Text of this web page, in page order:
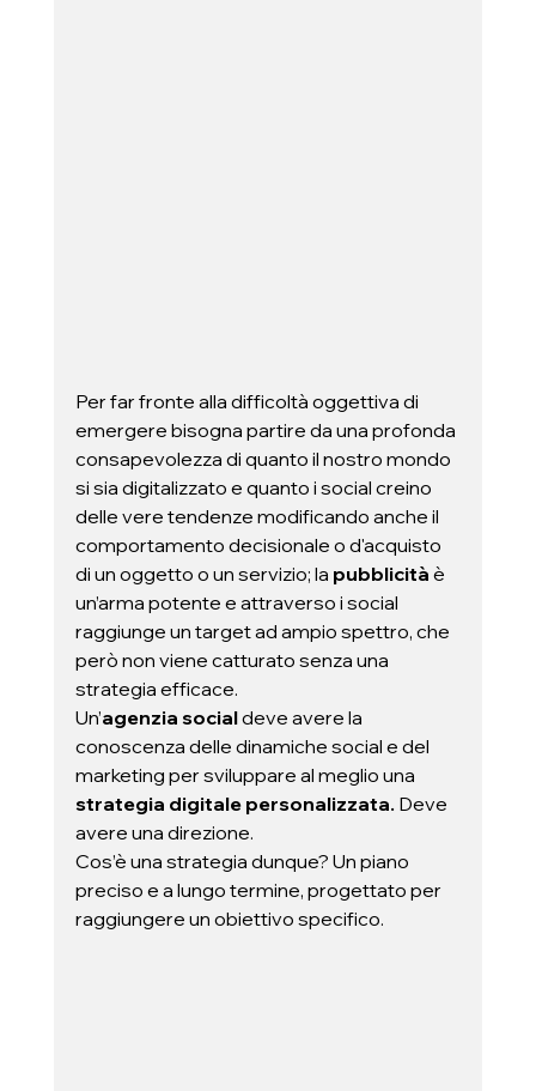
Per far fronte alla difficoltà oggettiva di
emergere bisogna partire da una profonda
consapevolezza di quanto il nostro mondo
si sia digitalizzato e quanto i social creino
delle vere tendenze modificando anche il
comportamento decisionale o d'acquisto
di un oggetto o un servizio; la pubblicità è
un’arma potente e attraverso i social
raggiunge un target ad ampio spettro, che
però non viene catturato senza una
strategia efficace.
Un’agenzia social deve avere la
conoscenza delle dinamiche social e del
marketing per sviluppare al meglio una
strategia digitale personalizzata. Deve
avere una direzione.
Cos’è una strategia dunque? Un piano
preciso e a lungo termine, progettato per
raggiungere un obiettivo specifico.